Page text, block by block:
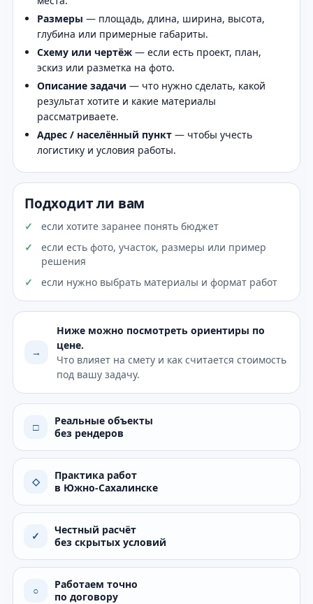
Размеры — площадь, длина, ширина, высота,
глубина или примерные габариты.
Схему или чертёж — если есть проект, план,
эскиз или разметка на фото.
Описание задачи — что нужно сделать, какой
результат хотите и какие материалы
рассматриваете.
Адрес / населённый пункт — чтобы учесть
логистику и условия работы.
Подходит ли вам
если хотите заранее понять бюджет
если есть фото, участок, размеры или пример
решения
если нужно выбрать материалы и формат работ
→
Ниже можно посмотреть ориентиры по
цене.
Что влияет на смету и как считается стоимость
под вашу задачу.
□
Реальные объекты
без рендеров
◇
Практика работ
в Южно-Сахалинске
✓
Честный расчёт
без скрытых условий
○
Работаем точно
по договору